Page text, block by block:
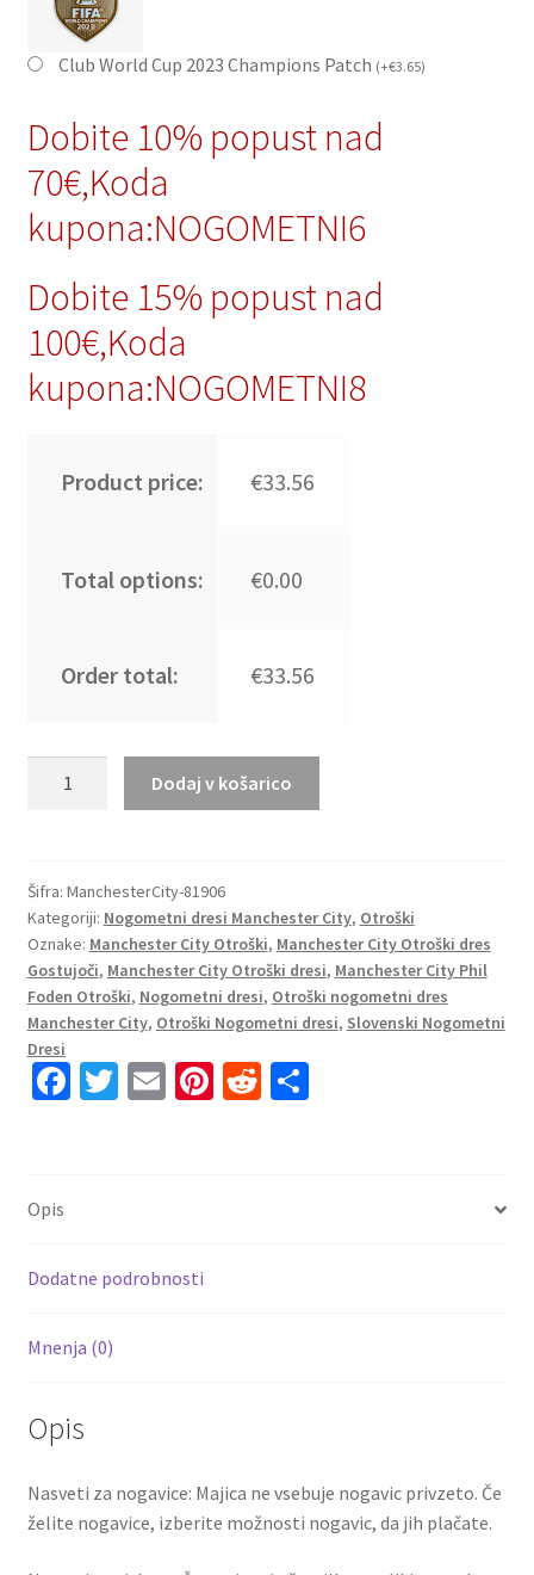
Club World Cup 2023 Champions Patch (+€3.65)
Dobite 10% popust nad
70€,Koda
kupona:NOGOMETNI6
Dobite 15% popust nad
100€,Koda
kupona:NOGOMETNI8
Product price: €33.56
Total options: €0.00
Order total: €33.56
City
Gostujoči
22-
23
Kratek
Rokav
+
Kratke
10
Dodaj v košarico
Šifra: ManchesterCity-81906
Kategoriji: Nogometni dresi Manchester City, Otroški
Oznake: Manchester City Otroški, Manchester City Otroški dres
Gostujoči, Manchester City Otroški dresi, Manchester City Phil
Foden Otroški, Nogometni dresi, Otroški nogometni dres
Manchester City, Otroški Nogometni dresi, Slovenski Nogometni
Dresi
Fa
k
T E Pi R S
Opis
Dodatne podrobnosti
Mnenja (0)
Opis
Nasveti za nogavice: Majica ne vsebuje nogavic privzeto. Če
želite nogavice, izberite možnosti nogavic, da jih plačate.